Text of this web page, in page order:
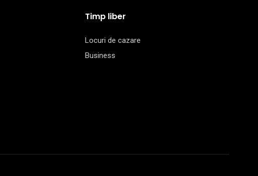
Timp liber
Locuri de cazare
Business